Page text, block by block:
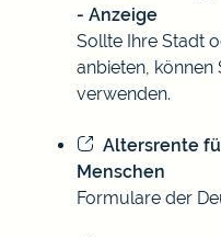
- Anzeige
Sollte Ihre Stadt
anbieten,
verwenden.
Altersrente
Menschen
Formulare der